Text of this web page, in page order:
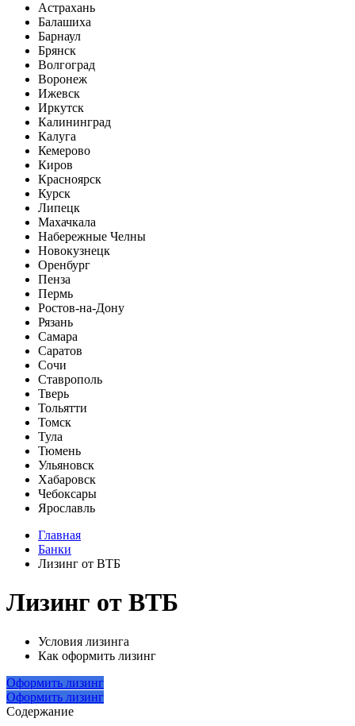
Астрахань
Балашиха
Барнаул
Брянск
Волгоград
Воронеж
Ижевск
Иркутск
Калининград
Калуга
Кемерово
Киров
Красноярск
Курск
Липецк
Махачкала
Набережные Челны
Новокузнецк
Оренбург
Пенза
Пермь
Ростов-на-Дону
Рязань
Самара
Саратов
Сочи
Ставрополь
Тверь
Тольятти
Томск
Тула
Тюмень
Ульяновск
Хабаровск
Чебоксары
Ярославль
Главная
Банки
Лизинг от ВТБ
Лизинг от ВТБ
Условия лизинга
Как оформить лизинг
Оформить лизинг
Оформить лизинг
Содержание